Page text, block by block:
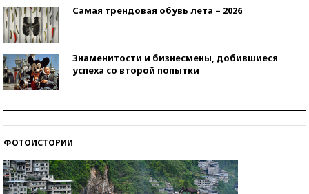
Самая трендовая обувь лета – 2026
Знаменитости и бизнесмены, добившиеся
успеха со второй попытки
ФОТОИСТОРИИ